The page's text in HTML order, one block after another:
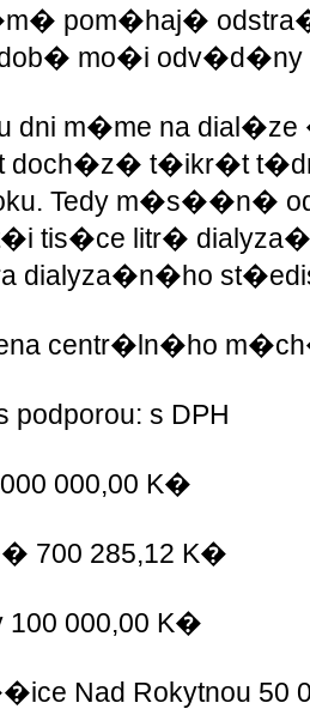
pom�haj�
mo�i odv�d�ny
m�me na
doch�z� t�ikr�t
Tedy m�s��n�
tis�ce litr�
dialyza�n�ho
centr�ln�ho
s DPH
000,00 K�
700 285,12 K�
100 000,00 K�
Nad Rokytnou 50